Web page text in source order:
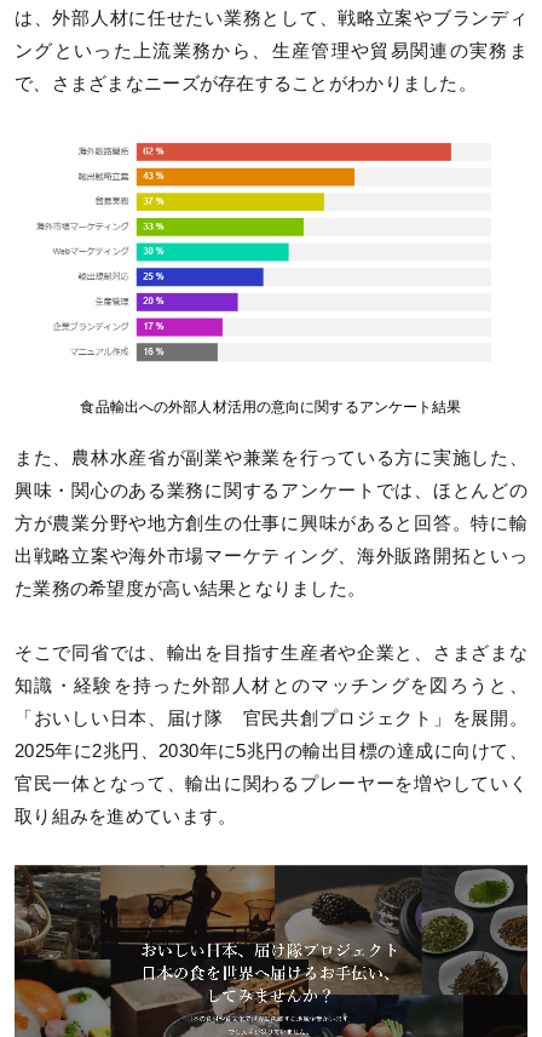
は、外部人材に任せたい業務として、戦略立案やブランディ
ングといった上流業務から、生産管理や貿易関連の実務ま
で、さまざまなニーズが存在することがわかりました。
食品輸出への外部人材活用の意向に関するアンケート結果
また、農林⽔産省が副業や兼業を⾏っている⽅に実施した、
興味・関⼼のある業務に関するアンケートでは、ほとんどの
⽅が農業分野や地⽅創⽣の仕事に興味があると回答。特に輸
出戦略⽴案や海外市場マーケティング、海外販路開拓といっ
た業務の希望度が⾼い結果となりました。
そこで同省では、輸出を目指す生産者や企業と、さまざまな
知識・経験を持った外部人材とのマッチングを図ろうと、
「おいしい日本、届け隊 官民共創プロジェクト」を展開。
2025年に2兆円、2030年に5兆円の輸出目標の達成に向けて、
官民一体となって、輸出に関わるプレーヤーを増やしていく
取り組みを進めています。​